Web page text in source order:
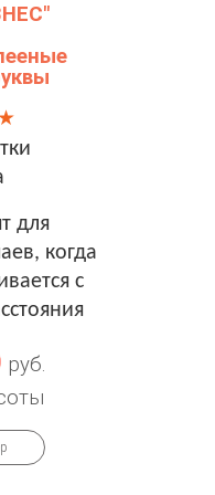
для
когда
с
руб.